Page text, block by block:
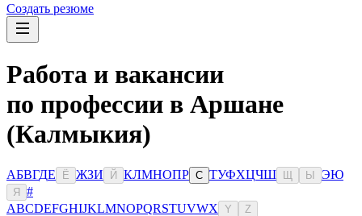
Создать резюме
Работа и вакансии
по профессии в Аршане
(Калмыкия)
АБВГДЕ Ё ЖЗИ Й КЛМНОПР С ТУФХЦЧШ Ы ЭЮ
Я
#
ABCDEFGHIJKLMNOPQRSTUVWX Y Z